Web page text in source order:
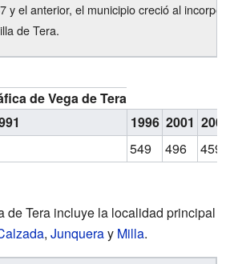
y el anterior, el municipio creció al
de Tera.
de Vega de Tera
1996 2001 2005
549 496 459
de Tera incluye la localidad principal
, Junqueray Milla.